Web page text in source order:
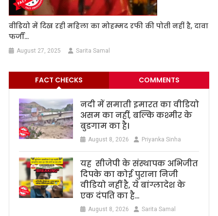
वीडियो में दिख रही महिला का मोहम्मद रफी की पोती नहीं है, दावा
फर्जी…
August 27, 2025 Sarita Samal
FACT CHECKS COMMENTS
नदी में समाती इमारत का वीडियो
असम का नहीं, बल्कि कश्मीर के
बुडगाम का है।
August 8, 2026 Priyanka Sinha
यह सीजेपी के संस्थापक अभिजीत
दिपके का कोई पुराना निजी
वीडियो नहीं है, ये बांग्लादेश के
एक दंपति का है…
August 8, 2026 Sarita Samal